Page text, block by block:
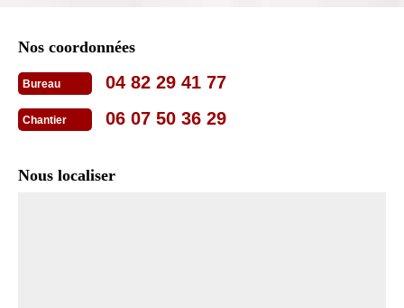
Nos coordonnées
Bureau 04 82 29 41 77
Chantier 06 07 50 36 29
Nous localiser